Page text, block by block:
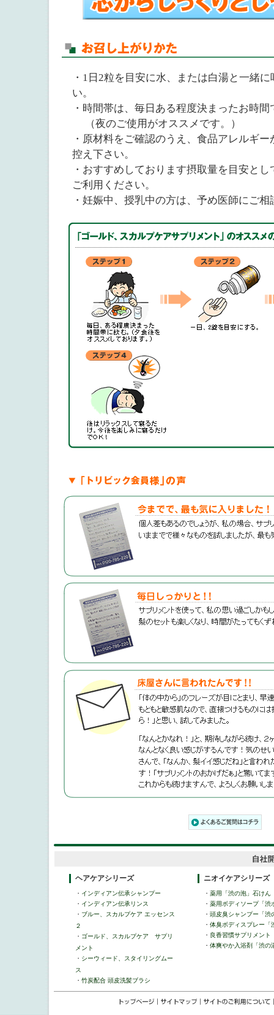
・1日2粒を目安に水、または白湯と一緒
い。
・時間帯は、毎日ある程度決まったお時
（夜のご使用がオススメです。）
・原材料をご確認のうえ、食品アレルギ
控え下さい。
・おすすめしております摂取量を目安と
ご利用ください。
・妊娠中、授乳中の方は、予め医師にご相
ヘアケアシリーズ
・ インディアン伝承シャンプー
・ インディアン伝承リンス
・ ブルー、スカルプケア エッセンス
２
・ ゴールド、スカルプケア サプリ
メント
・ シーウィード、スタイリングムー
ス
・ 竹炭配合 頭皮洗髪ブラシ
ニオイケアシリーズ
・ 薬用「渋の泡」石けん
・ 薬用ボディソープ「渋
・ 頭皮臭シャンプー「渋
・ 体臭ボディスプレー「
・ 良香習慣サプリメント
・ 体爽やか入浴剤「渋の